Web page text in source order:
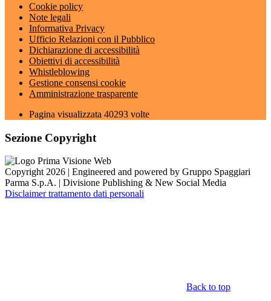
Cookie policy
Note legali
Informativa Privacy
Ufficio Relazioni con il Pubblico
Dichiarazione di accessibilità
Obiettivi di accessibilità
Whistleblowing
Gestione consensi cookie
Amministrazione trasparente
Pagina visualizzata 40293 volte
Sezione Copyright
Copyright 2026 | Engineered and powered by Gruppo Spaggiari
Parma S.p.A. | Divisione Publishing & New Social Media
Disclaimer trattamento dati personali
Back to top